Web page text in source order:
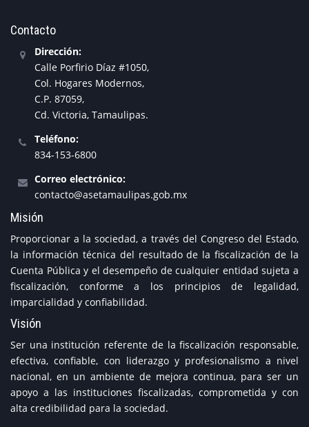
Contacto
Dirección:
Calle Porfirio Díaz #1050,
Col. Hogares Modernos,
C.P. 87059,
Cd. Victoria, Tamaulipas.
Teléfono:
834-153-6800
Correo electrónico:
contacto@asetamaulipas.gob.mx
Misión
Proporcionar a la sociedad, a través del Congreso del Estado,
la información técnica del resultado de la fiscalización de la
Cuenta Pública y el desempeño de cualquier entidad sujeta a
fiscalización, conforme a los principios de legalidad,
imparcialidad y confiabilidad.
Visión
Ser una institución referente de la fiscalización responsable,
efectiva, confiable, con liderazgo y profesionalismo a nivel
nacional, en un ambiente de mejora continua, para ser un
apoyo a las instituciones fiscalizadas, comprometida y con
alta credibilidad para la sociedad.